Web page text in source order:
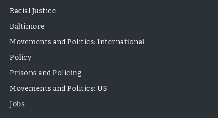
Racial Justice
Baltimore
Movements and Politics: International
Policy
Prisons and Policing
Movements and Politics: US
Jobs